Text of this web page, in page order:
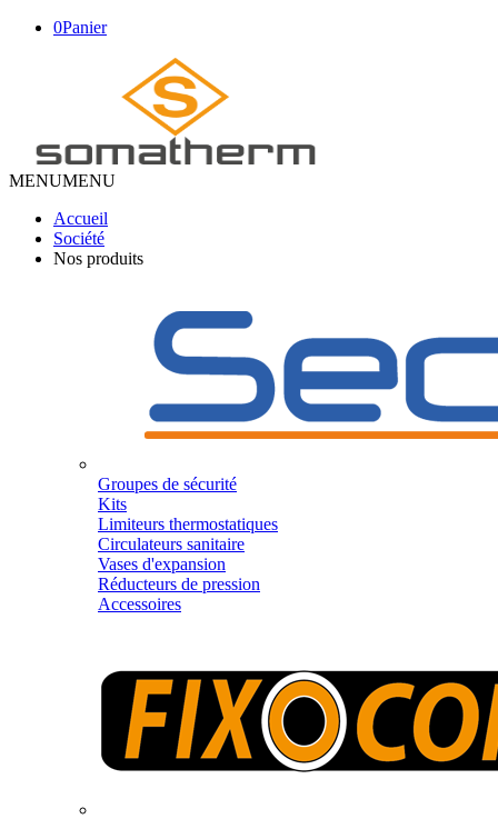
0Panier
MENUMENU
Accueil
Société
Nos produits
Groupes de sécurité
Kits
Limiteurs thermostatiques
Circulateurs sanitaire
Vases d'expansion
Réducteurs de pression
Accessoires